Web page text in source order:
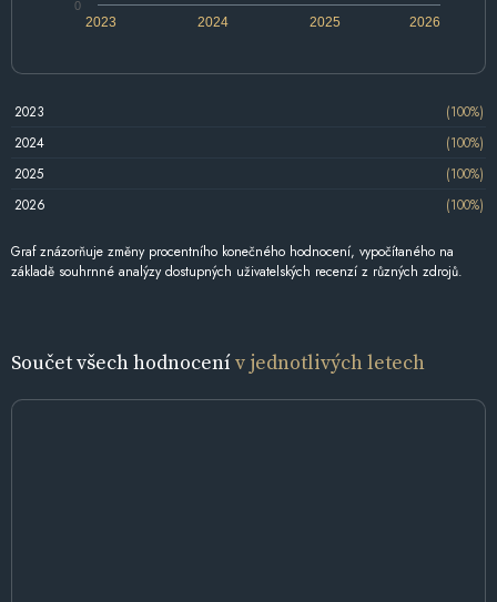
2024 2026
2023 2025
0
2023
(100%)
2024
(100%)
2025
(100%)
2026
(100%)
Graf znázorňuje změny procentního konečného hodnocení, vypočítaného na
základě souhrnné analýzy dostupných uživatelských recenzí z různých zdrojů.
Součet všech hodnocenív jednotlivých letech